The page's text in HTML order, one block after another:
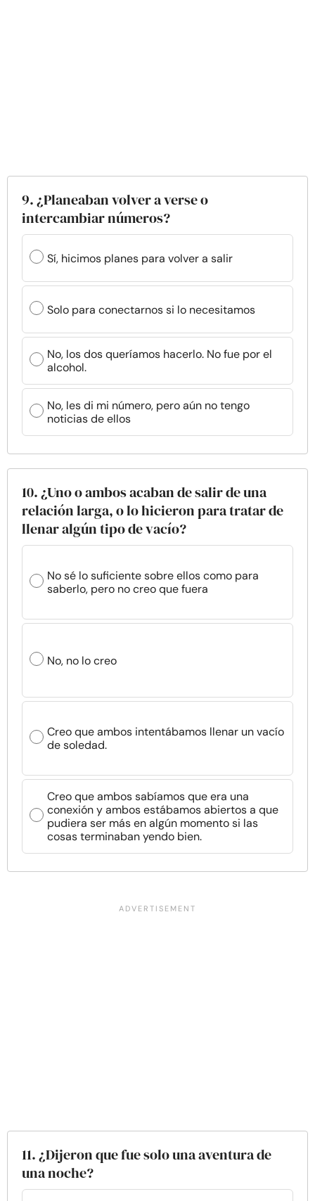
9. ¿Planeaban volver a verse o
intercambiar números?
Sí, hicimos planes para volver a salir
Solo para conectarnos si lo necesitamos
No, los dos queríamos hacerlo. No fue por el
alcohol.
No, les di mi número, pero aún no tengo
noticias de ellos
10. ¿Uno o ambos acaban de salir de una
relación larga, o lo hicieron para tratar de
llenar algún tipo de vacío?
No sé lo suficiente sobre ellos como para
saberlo, pero no creo que fuera
No, no lo creo
Creo que ambos intentábamos llenar un vacío
de soledad.
Creo que ambos sabíamos que era una
conexión y ambos estábamos abiertos a que
pudiera ser más en algún momento si las
cosas terminaban yendo bien.
11. ¿Dijeron que fue solo una aventura de
una noche?